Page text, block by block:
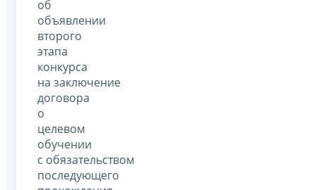
об
объявлении
второго
этапа
конкурса
на заключение
договора
о
целевом
обучении
с обязательством
последующего